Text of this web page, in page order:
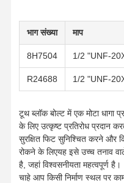
सेगमेंट बोल्ट
ट्रैक रोलर बोल्ट
बाल्टी पिन बोल्ट
दांत ब्लॉक बोल्ट
ट्रक व्हील बोल्ट
बोल्ट्स एंड नट्स
भाग संख्या माप
8H7504 1/2 "UNF-
R24688 1/2 "UNF-
टूथ ब्लॉक बोल्ट में एक मोटा धागा
के लिए उत्कृष्ट प्रतिरोध प्रदान
सुरक्षित फिट सुनिश्चित करने और
रोकने के लिएयह इसे उच्च तनाव
है, जहां विश्वसनीयता महत्वपूर्ण है।
चाहे आप किसी निर्माण स्थल पर